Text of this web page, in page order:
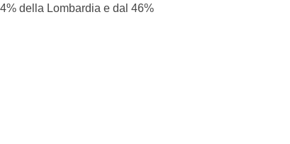
della Lombardia e dal 46%